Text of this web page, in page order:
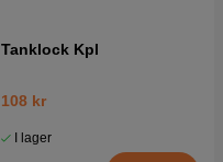
Tanklock Kpl
108 kr
I lager